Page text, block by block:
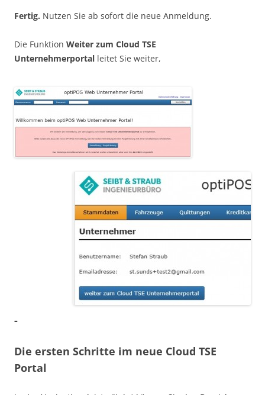
Fertig. Nutzen Sie ab sofort die neue Anmeldung.
Die Funktion Weiter zum Cloud TSE
Unternehmerportal leitet Sie weiter,
-
Die ersten Schritte im neue Cloud TSE
Portal